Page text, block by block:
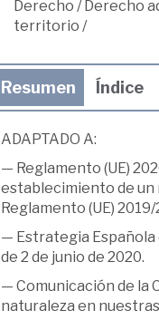
Derecho /Derecho
territorio /
Resumen Índice
ADAPTADO A:
— Reglamento (UE)
establecimiento de un
Reglamento (UE)
— Estrategia Española
de 2 de junio de 2020.
— Comunicación de la
naturaleza en nuestras